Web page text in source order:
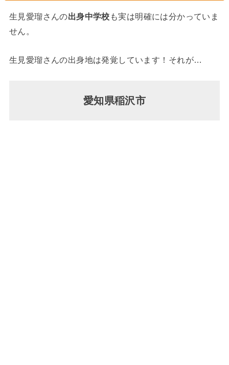
生見愛瑠さんの出身中学校 も実は明確には分かっていま
せん。
生見愛瑠さんの出身地は発覚しています！それが…
愛知県稲沢市